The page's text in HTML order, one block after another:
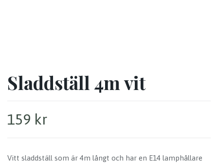
Sladdställ 4m vit
159 kr
Vitt sladdställ som är 4m långt och har en E14 lamphållare